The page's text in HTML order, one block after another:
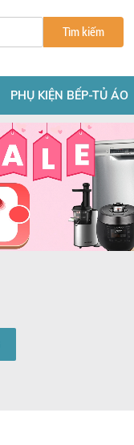
Tìm kiếm
PHỤ KIỆN BẾP-TỦ ÁO